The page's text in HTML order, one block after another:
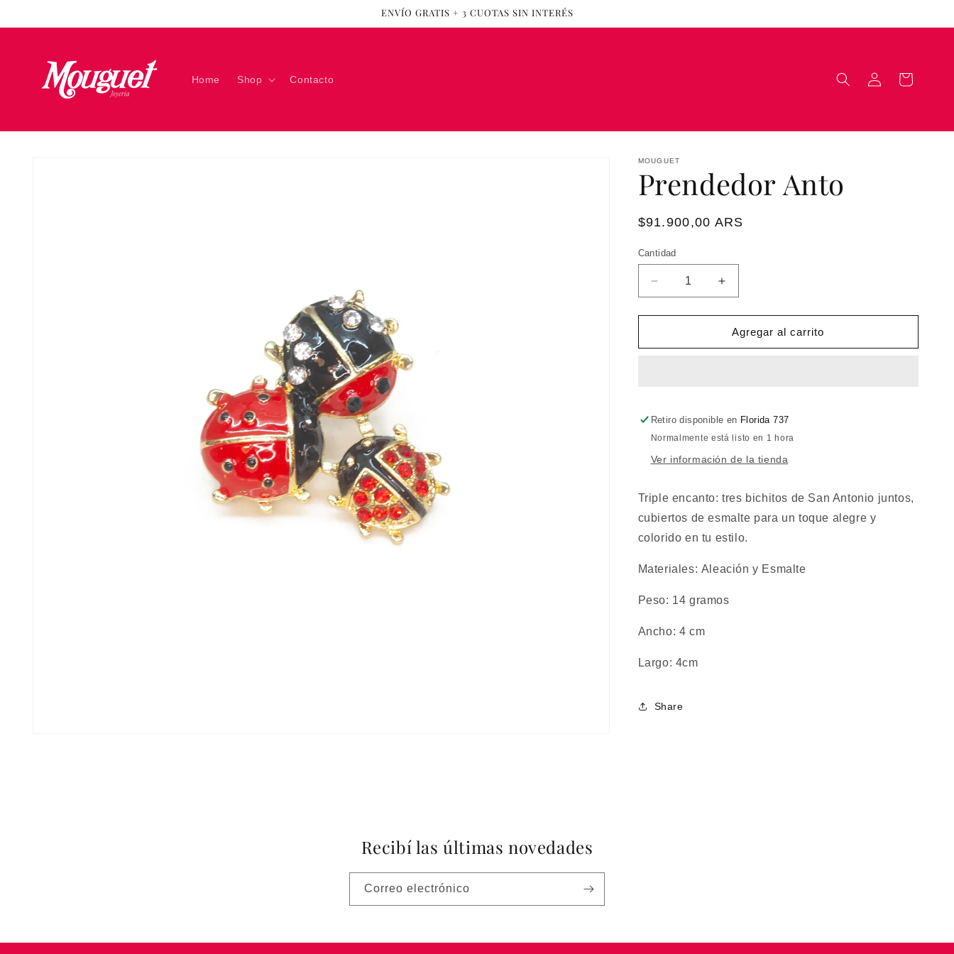
al contenido
ENVÍO GRATIS + 3 CUOTAS SIN INTERÉS
Home Shop Contacto
sesión
Carrito
MOUGUET
Prendedor Anto
Precio
$91.900,00 ARS
Cantidad
Reducir
cantidad
para
Anto
Aumentar
cantidad
para
Prendedor
Anto
Agregar al carrito
Retiro disponible en Florida 737
Normalmente está listo en 1 hora
Ver información de la tienda
Triple encanto: tres bichitos de San Antonio juntos,
cubiertos de esmalte para un toque alegre y
colorido en tu estilo.
Materiales: Aleación y Esmalte
Peso: 14 gramos
Ancho: 4 cm
Largo: 4cm
Share
Recibí las últimas novedades
Correo electrónico